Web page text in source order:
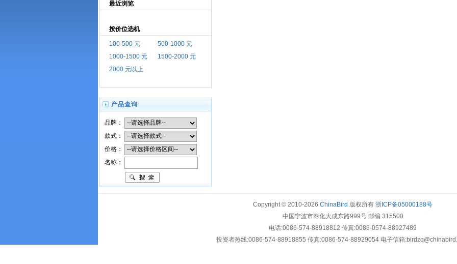
最近浏览
按价位选机
100-500 元
500-1000 元
1000-1500 元
1500-2000 元
2000 元以上
产品查询
品牌：
款式：
价格：
名称：
Copyright © 2010-2026 ChinaBird 版权所有 浙ICP备05000188号
中国宁波市奉化大成东路999号 邮编 315500
电话:0086-574-88918812 传真:0086-0574-88927489
投资者热线:0086-574-88918855 传真:0086-574-88929054 电子信箱